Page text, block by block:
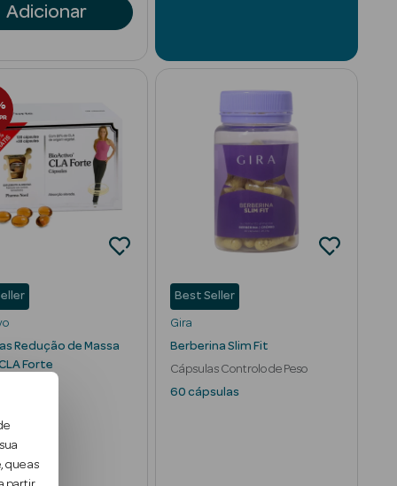
que as
Adicionar
Redução de Massa
Forte
Best Seller
Gira
Berberina Slim Fit
Cápsulas Controlo de Peso
60 cápsulas